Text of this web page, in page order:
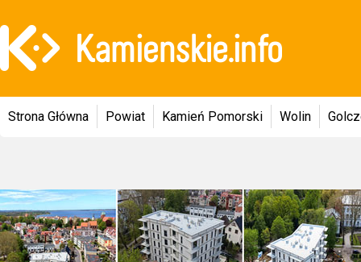
Strona Główna Powiat Kamień Pomorski Wolin